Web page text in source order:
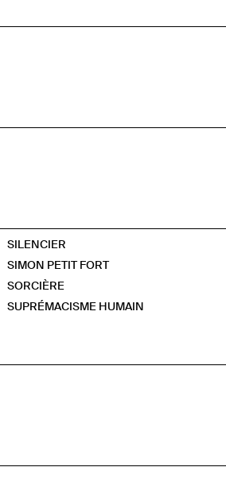
SILENCIER
SIMON PETIT FORT
SORCIÈRE
SUPRÉMACISME HUMAIN